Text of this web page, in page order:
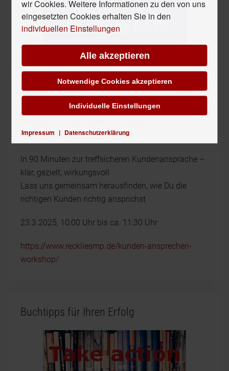
Aktuelle Termine
Onlineworkshop
In 90 Minuten zur treffsicheren Kundenansprache –
klar, gezielt, wirkungsvoll
Lass uns gemeinsam herausfinden, wie Du die
richtigen Kunden richtig ansprichst
23.3.2025, 10:00 Uhr bis ca. 11:30 Uhr
https://www.reckliesmp.de/kunden-ansprechen-
workshop/
Buchtipps für Ihren Erfolg
wir Cookies. Weitere Informationen zu den von uns
eingesetzten Cookies erhalten Sie in den
individuellen Einstellungen
Alle akzeptieren
Notwendige Cookies akzeptieren
Impressum | Datenschutzerklärung
Individuelle Einstellungen